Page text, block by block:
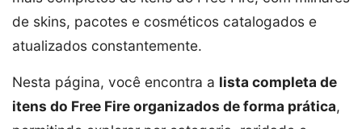
de skins, pacotes e cosméticos catalogados e
atualizados constantemente.
Nesta página, você encontra a lista completa de
itens do Free Fire organizados de forma prática,